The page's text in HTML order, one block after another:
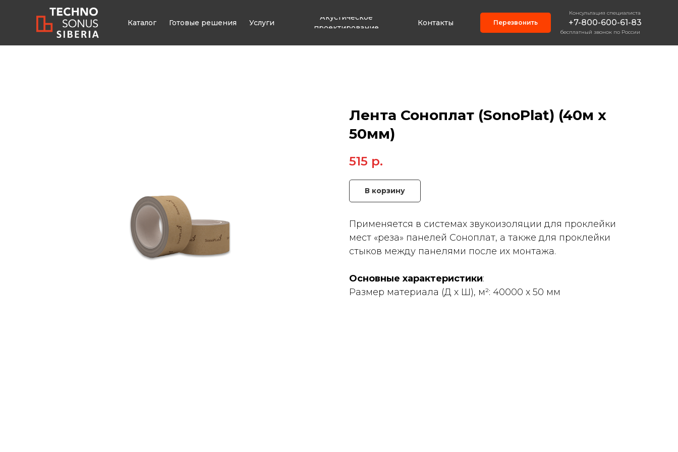
Консультация специалиста
бесплатный звонок по России
Каталог +7-800-600-61-83
Готовые решения Контакты
Услуги
Акустическое
проектирование
Перезвонить
Лента Соноплат (SonoPlat) (40м х
50мм)
515 р.
В корзину
Применяется в системах звукоизоляции для проклейки
мест «реза» панелей Соноплат, а также для проклейки
стыков между панелями после их монтажа.
Основные характеристики:
Размер материала (Д х Ш), м²: 40000 x 50 мм